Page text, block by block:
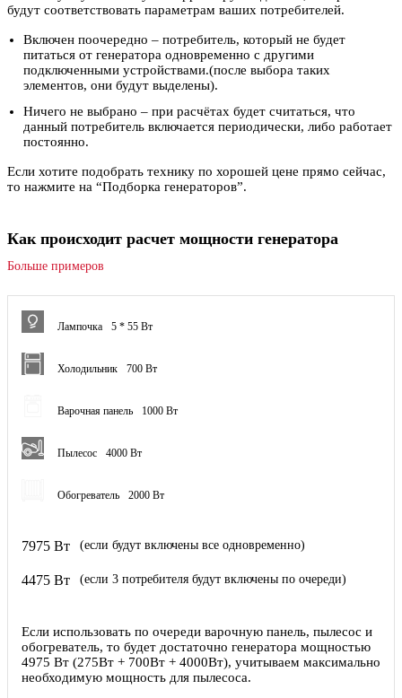
будут соответствовать параметрам ваших потребителей.
Включен поочередно – потребитель, который не будет
питаться от генератора одновременно с другими
подключенными устройствами.(после выбора таких
элементов, они будут выделены).
Ничего не выбрано – при расчётах будет считаться, что
данный потребитель включается периодически, либо работает
постоянно.
Если хотите подобрать технику по хорошей цене прямо сейчас,
то нажмите на “Подборка генераторов”.
Как происходит расчет мощности генератора
Больше примеров
Лампочка 5 * 55 Вт
Холодильник 700 Вт
Варочная панель 1000 Вт
Пылесос 4000 Вт
Обогреватель 2000 Вт
7975 Вт (если будут включены все одновременно)
4475 Вт (если 3 потребителя будут включены по очереди)
Если использовать по очереди варочную панель, пылесос и
обогреватель, то будет достаточно генератора мощностью
4975 Вт (275Вт + 700Вт + 4000Вт), учитываем максимально
необходимую мощность для пылесоса.